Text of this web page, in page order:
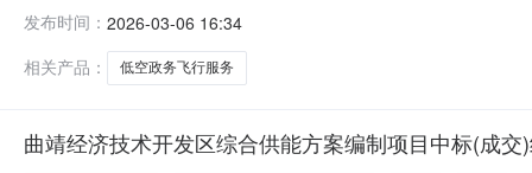
额：1200.000000万元(人民币)采购品目：采购需求概况
靖经开区全
发布时间： 2026-03-06 16:34
相关产品：
低空政务飞行服务
曲靖经济技术开发区综合供能方案编制项目中标(成交